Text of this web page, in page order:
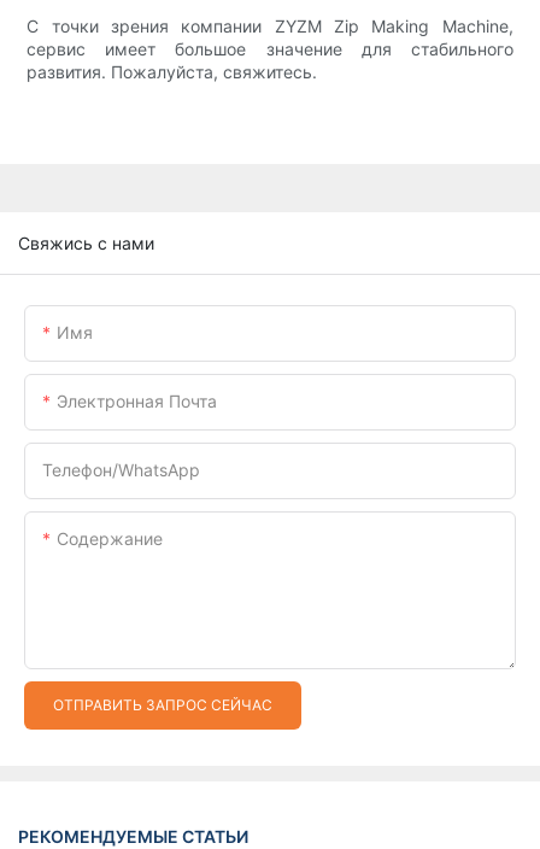
С точки зрения компании ZYZM Zip Making Machine,
сервис имеет большое значение для стабильного
развития. Пожалуйста, свяжитесь.
Свяжись с нами
Имя
Электронная Почта
Телефон/WhatsApp
Содержание
ОТПРАВИТЬ ЗАПРОС СЕЙЧАС
РЕКОМЕНДУЕМЫЕ СТАТЬИ